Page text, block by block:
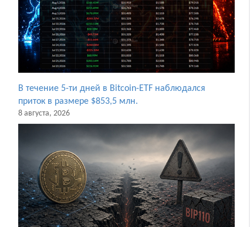
В течение 5-ти дней в Bitcoin-ETF наблюдался
приток в размере $853,5 млн.
8 августа, 2026